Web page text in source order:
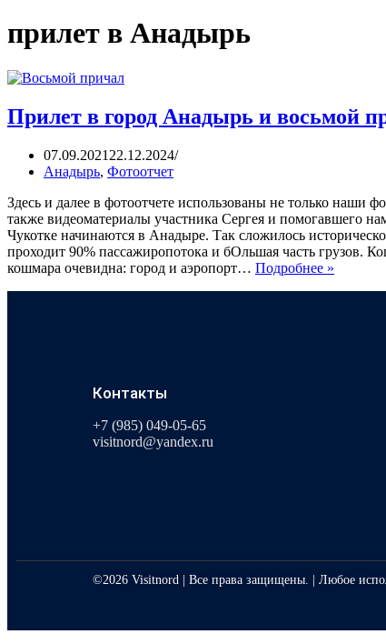
прилет в Анадырь
Прилет в город Анадырь и восьмой
07.09.2021 22.12.2024
Анадырь, Фотоотчет
Здесь и далее в фотоотчете использованы не только наши
также видеоматериалы участника Сергея и помогавшего
Чукотке начинаются в Анадыре. Так сложилось
проходит 90% пассажиропотока и бОльшая часть грузов.
кошмара очевидна: город и аэропорт… Подробнее »
Контакты
+7 (985) 049-05-65
visitnord@yandex.ru
©2026 Visitnord | Все права защищены. | Любое